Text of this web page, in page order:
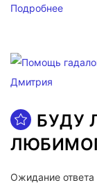
Подробнее
БУДУ
Ожидание